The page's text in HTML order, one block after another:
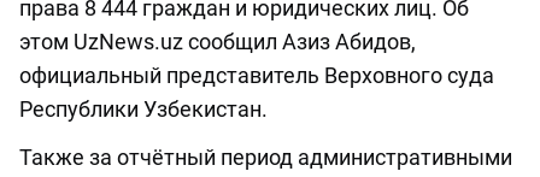
права 8 444 граждан и юридических лиц. Об
этом UzNews.uz сообщил Азиз Абидов,
официальный представитель Верховного суда
Республики Узбекистан.
Также за отчётный период административными